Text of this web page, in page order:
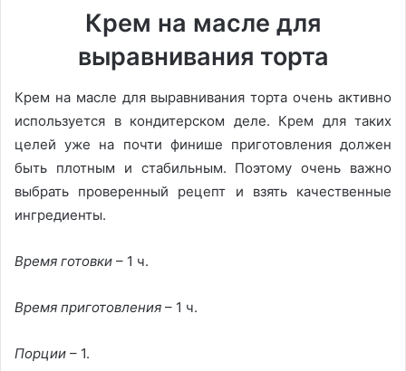
Крем на масле для
выравнивания торта
Крем на масле для выравнивания торта очень активно
используется в кондитерском деле. Крем для таких
целей уже на почти финише приготовления должен
быть плотным и стабильным. Поэтому очень важно
выбрать проверенный рецепт и взять качественные
ингредиенты.
Время готовки – 1 ч.
Время приготовления – 1 ч.
Порции – 1.